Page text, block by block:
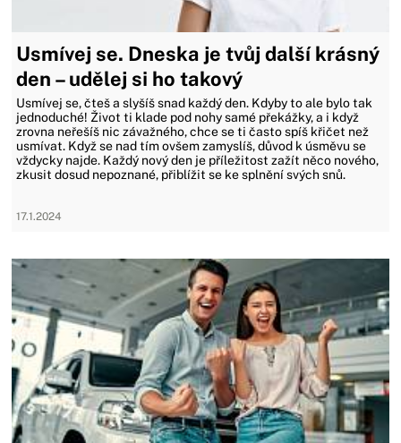
Usmívej se. Dneska je tvůj další krásný
den – udělej si ho takový
Usmívej se, čteš a slyšíš snad každý den. Kdyby to ale bylo tak
jednoduché! Život ti klade pod nohy samé překážky, a i když
zrovna neřešíš nic závažného, chce se ti často spíš křičet než
usmívat. Když se nad tím ovšem zamyslíš, důvod k úsměvu se
vždycky najde. Každý nový den je příležitost zažít něco nového,
zkusit dosud nepoznané, přiblížit se ke splnění svých snů.
17.1.2024